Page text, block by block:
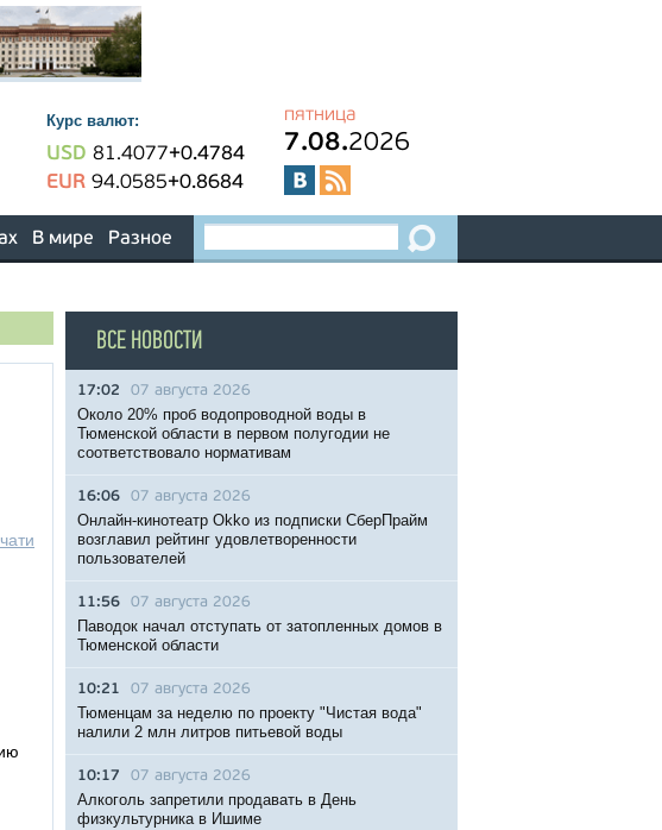
Курс валют:
USD 81.4077+0.4784
EUR 94.0585+0.8684
пятница
7.08.2026
В мире Разное
ВСЕ НОВОСТИ
17:02 07 августа 2026
Около 20% проб водопроводной воды в
Тюменской области в первом полугодии не
соответствовало нормативам
16:06 07 августа 2026
Онлайн-кинотеатр Okko из подписки СберПрайм
возглавил рейтинг удовлетворенности
пользователей
11:56 07 августа 2026
Паводок начал отступать от затопленных домов в
Тюменской области
10:21 07 августа 2026
Тюменцам за неделю по проекту "Чистая вода"
налили 2 млн литров питьевой воды
10:17 07 августа 2026
Алкоголь запретили продавать в День
физкультурника в Ишиме